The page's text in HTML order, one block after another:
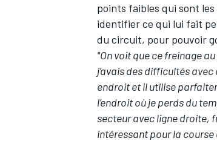
points faibles qui sont les
identifier ce qui lui fait
du circuit, pour pouvoir
"On voit que ce freinage
j’avais des difficultés
endroit et il utilise
l’endroit où je perds du
secteur avec ligne droite,
intéressant pour la course